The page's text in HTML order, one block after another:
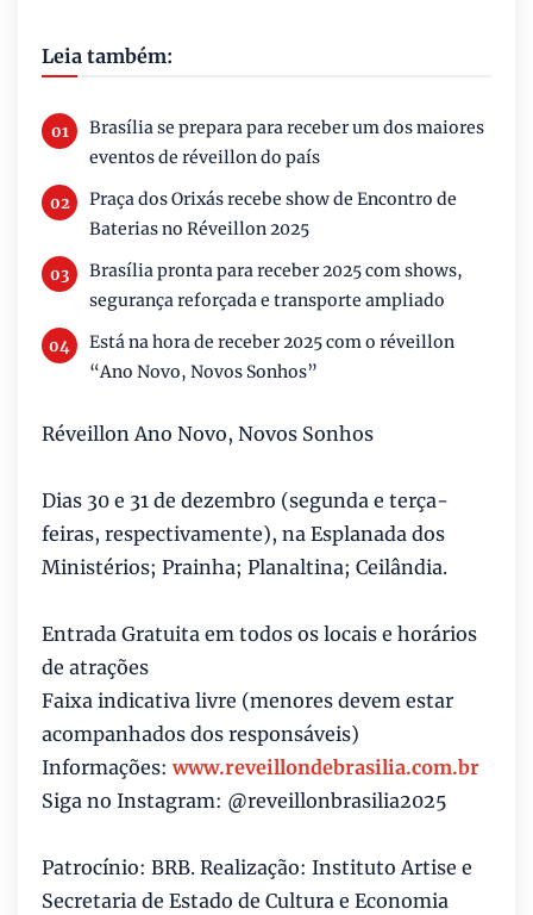
Leia também:
Brasília se prepara para receber um dos maiores
eventos de réveillon do país
Praça dos Orixás recebe show de Encontro de
Baterias no Réveillon 2025
Brasília pronta para receber 2025 com shows,
segurança reforçada e transporte ampliado
Está na hora de receber 2025 com o réveillon
“Ano Novo, Novos Sonhos”
Réveillon Ano Novo, Novos Sonhos
Dias 30 e 31 de dezembro (segunda e terça-
feiras, respectivamente), na Esplanada dos
Ministérios; Prainha; Planaltina; Ceilândia.
Entrada Gratuita em todos os locais e horários
de atrações
Faixa indicativa livre (menores devem estar
acompanhados dos responsáveis)
Informações:​​www.reveillondebrasilia.com.br
Siga no Instagram: @reveillonbrasilia2025
Patrocínio: BRB. Realização: Instituto Artise e
Secretaria de Estado de Cultura e Economia